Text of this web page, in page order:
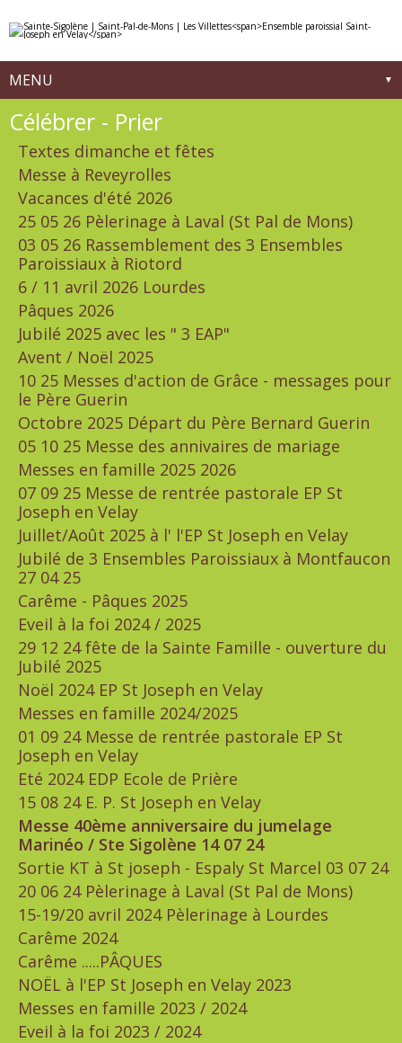
contenu.
la
MENU
Navigation
Célébrer - Prier
Textes dimanche et fêtes
Messe à Reveyrolles
Vacances d'été 2026
25 05 26 Pèlerinage à Laval (St Pal de Mons)
03 05 26 Rassemblement des 3 Ensembles
Paroissiaux à Riotord
6 / 11 avril 2026 Lourdes
Pâques 2026
Jubilé 2025 avec les " 3 EAP"
Avent / Noël 2025
10 25 Messes d'action de Grâce - messages pour
le Père Guerin
Octobre 2025 Départ du Père Bernard Guerin
05 10 25 Messe des annivaires de mariage
Messes en famille 2025 2026
07 09 25 Messe de rentrée pastorale EP St
Joseph en Velay
Juillet/Août 2025 à l' l'EP St Joseph en Velay
Jubilé de 3 Ensembles Paroissiaux à Montfaucon
27 04 25
Carême - Pâques 2025
Eveil à la foi 2024 / 2025
29 12 24 fête de la Sainte Famille - ouverture du
Jubilé 2025
Noël 2024 EP St Joseph en Velay
Messes en famille 2024/2025
01 09 24 Messe de rentrée pastorale EP St
Joseph en Velay
Eté 2024 EDP Ecole de Prière
15 08 24 E. P. St Joseph en Velay
Messe 40ème anniversaire du jumelage
Marinéo / Ste Sigolène 14 07 24
Sortie KT à St joseph - Espaly St Marcel 03 07 24
20 06 24 Pèlerinage à Laval (St Pal de Mons)
15-19/20 avril 2024 Pèlerinage à Lourdes
Carême 2024
Carême .....PÂQUES
NOËL à l'EP St Joseph en Velay 2023
Messes en famille 2023 / 2024
Eveil à la foi 2023 / 2024